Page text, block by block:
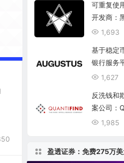
可重复使
开发商：
r Orbital
1,693
基于稳定
银行服务
1,627
反洗钱和
案公司：
1,985
盈透证券：免费275万